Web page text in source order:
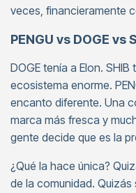
veces, financieramente
PENGU vs DOGE vs
DOGE tenía a Elon.
ecosistema enorme.
encanto diferente. Una
marca más fresca y
gente decide que es la
¿Qué la hace única?
de la comunidad.